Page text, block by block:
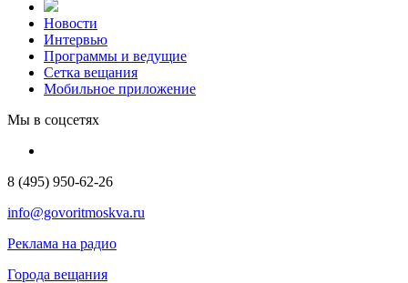
Новости
Интервью
Программы и ведущие
Сетка вещания
Мобильное приложение
Мы в соцсетях
8 (495) 950-62-26
info@govoritmoskva.ru
Реклама на радио
Города вещания